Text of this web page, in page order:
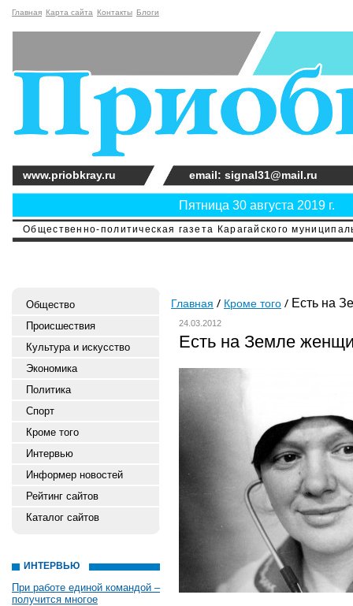
Главная Карта сайта Контакты Блоги
Общественно-политическая газета Карагайского
Пятница 30 августа 2019 г.
www.priobkray.ru email: signal31@mail.ru
Общество
Происшествия
Культура и искусство
Экономика
Политика
Спорт
Кроме того
Интервью
Информер новостей
Рейтинг сайтов
Каталог сайтов
ИНТЕРВЬЮ
При работе единой командой –
получится многое
Главная Кроме того Есть на
24.03.2012
Есть на Земле